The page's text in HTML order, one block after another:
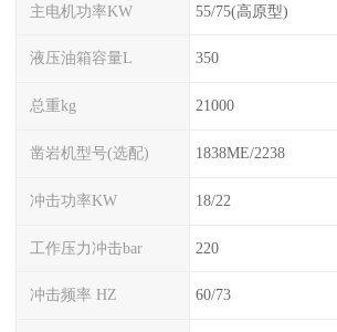
主电机功率KW 55/75(高原型)
液压油箱容量L 350
总重kg 21000
凿岩机型号(选配) 1838ME/2238
冲击功率KW 18/22
工作压力冲击bar 220
冲击频率 HZ 60/73